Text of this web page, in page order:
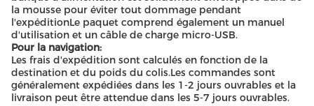
la mousse pour éviter tout dommage pendant
l'expéditionLe paquet comprend également un manuel
d'utilisation et un câble de charge micro-USB.
Pour la navigation:
Les frais d'expédition sont calculés en fonction de la
destination et du poids du colis.Les commandes sont
généralement expédiées dans les 1-2 jours ouvrables et la
livraison peut être attendue dans les 5-7 jours ouvrables.